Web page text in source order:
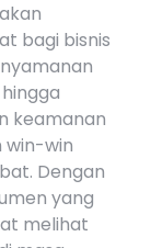
bagi bisnis
keamanan
win-win
Dengan
yang
melihat